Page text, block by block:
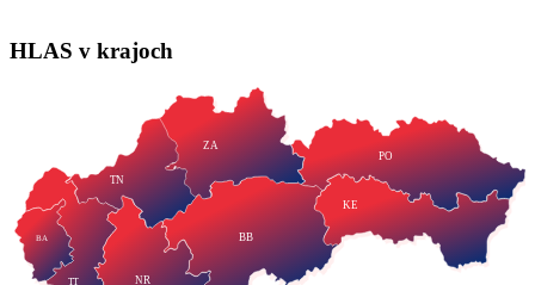
HLAS v krajoch
TT NR
TN
ZA
BB
PO
KE
BA